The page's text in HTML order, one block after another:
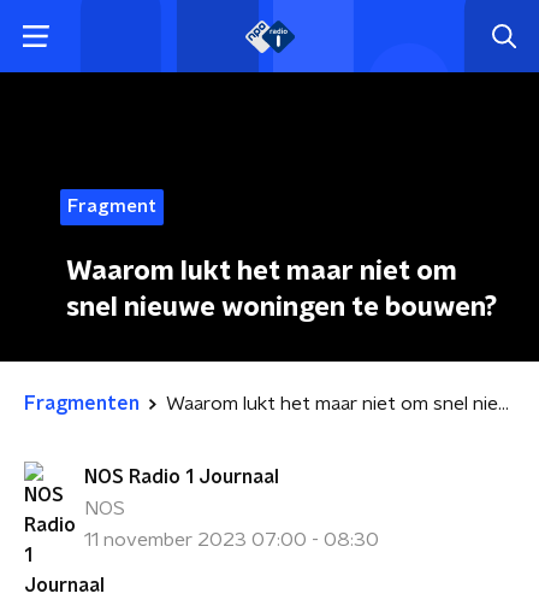
Fragment
Waarom lukt het maar niet om
snel nieuwe woningen te bouwen?
Fragmenten Waarom lukt het maar niet om snel nieuwe woningen te bouwen?
NOS Radio 1 Journaal
NOS
11 november 2023 07:00 - 08:30